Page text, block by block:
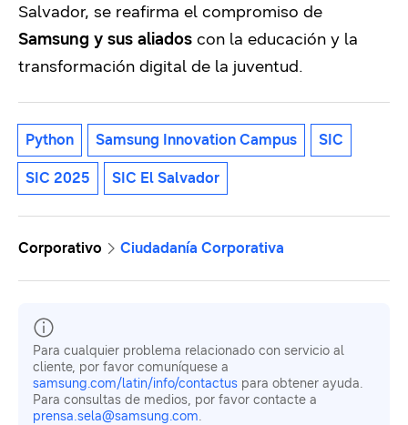
Salvador, se reafirma el compromiso de
Samsung y sus aliados con la educación y la
transformación digital de la juventud.
Python Samsung Innovation Campus SIC
SIC 2025 SIC El Salvador
Corporativo Ciudadanía Corporativa
Para cualquier problema relacionado con servicio al
cliente, por favor comuníquese a
samsung.com/latin/info/contactus para obtener ayuda.
Para consultas de medios, por favor contacte a
prensa.sela@samsung.com.